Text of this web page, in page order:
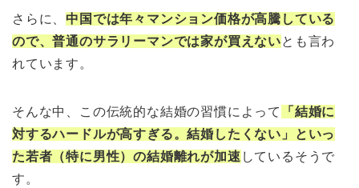
さらに、 中国では年々マンション価格が高騰している
ので、普通のサラリーマンでは家が買えないとも言わ
れています。
そんな中、この伝統的な結婚の習慣によって
「結婚に
対するハードルが高すぎる。結婚したくない」といっ
た若者（特に男性）の結婚離れが加速 しているそうで
す。